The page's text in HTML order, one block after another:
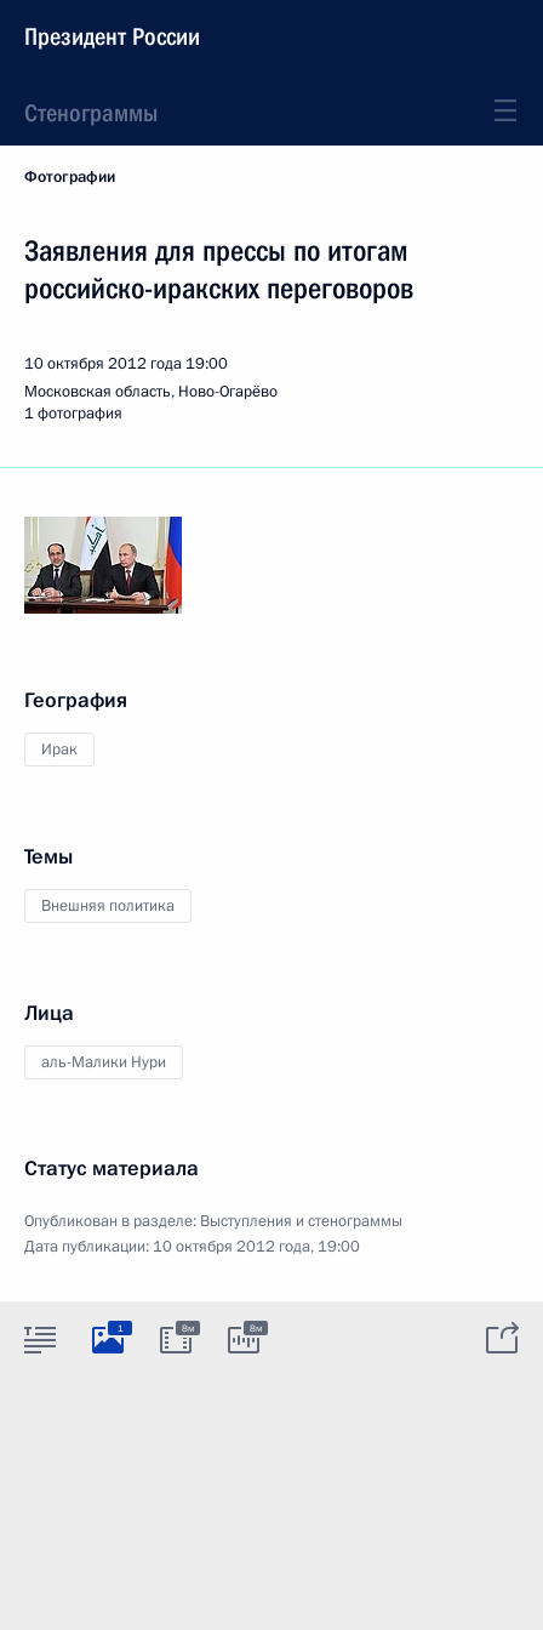
Президент России
Стенограммы
Фотографии
Заявления для прессы по итогам
российско-иракских переговоров
10 октября 2012 года 19:00
Московская область, Ново-Огарёво
1 фотография
География
Ирак
Темы
Внешняя политика
Лица
аль-Малики Нури
Статус материала
Опубликован в разделе: Выступления и стенограммы
Дата публикации: 10 октября 2012 года, 19:00
1 8м 8м